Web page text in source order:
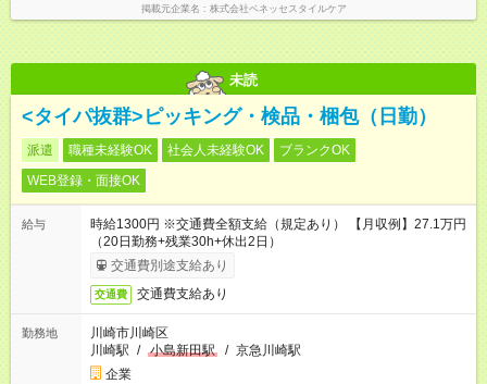
掲載元企業名 株式会社ベネッセスタイルケア
未読
<タイパ抜群>ピッキング・検品・梱包（日勤）
派遣 職種未経験OK 社会人未経験OK
ブランクOK
WEB登録・面接OK
給与
時給1300円 ※交通費全額支給（規定あり） 【月収例】27.1万円
（20日勤務+残業30h+休出2日）
交通費別途支給あり
交通費 交通費支給あり
勤務地
川崎市川崎区
川崎駅 / 小島新田駅 / 京急川崎駅
企業